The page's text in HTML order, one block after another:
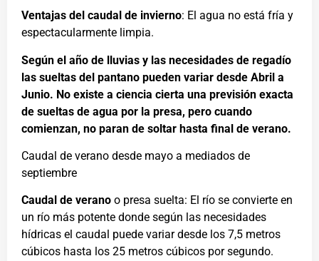
Ventajas del caudal de invierno: El agua no está fría y
espectacularmente limpia.
Según el año de lluvias y las necesidades de regadío
las sueltas del pantano pueden variar desde Abril a
Junio. No existe a ciencia cierta una previsión exacta
de sueltas de agua por la presa, pero cuando
comienzan, no paran de soltar hasta final de verano.
Caudal de verano desde mayo a mediados de
septiembre
Caudal de verano o presa suelta: El río se convierte en
un río más potente donde según las necesidades
hídricas el caudal puede variar desde los 7,5 metros
cúbicos hasta los 25 metros cúbicos por segundo.